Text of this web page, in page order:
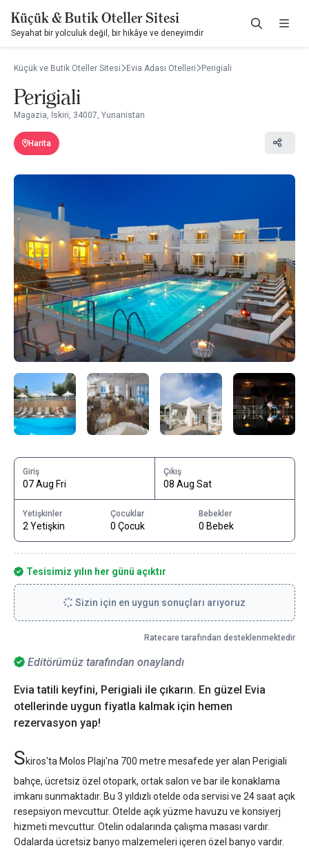
Küçük & Butik Oteller Sitesi
Seyahat bir yolculuk değil, bir hikâye ve deneyimdir
Küçük ve Butik Oteller Sitesi Evia Adası Otelleri Perigiali
Perigiali
Magazia, İskiri, 34007, Yunanistan
Harita
Editörümüz tarafından onaylandı
Evia tatili keyfini, Perigiali ile çıkarın. En güzel Evia
otellerinde uygun fiyatla kalmak için hemen
rezervasyon yap!
Skiros'ta Molos Plajı'na 700 metre mesafede yer alan Perigiali
bahçe, ücretsiz özel otopark, ortak salon ve bar ile konaklama
imkanı sunmaktadır. Bu 3 yıldızlı otelde oda servisi ve 24 saat açık
resepsiyon mevcuttur. Otelde açık yüzme havuzu ve konsiyerj
hizmeti mevcuttur. Otelin odalarında çalışma masası vardır.
Odalarda ücretsiz banyo malzemeleri içeren özel banyo vardır.
Giriş
07 Aug Fri
Çıkış
08 Aug Sat
Yetişkinler
2 Yetişkin
Çocuklar
0 Çocuk
Bebekler
0 Bebek
Tesisimiz yılın her günü açıktır
Sizin için en uygun sonuçları arıyoruz
Ratecare tarafından desteklenmektedir